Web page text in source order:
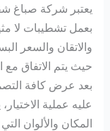
يعتبر شركة صباغ
بعمل تشطيبات لا
والاتقان والسعر
حيث يتم الاتفاق مع
بعد عرض كافة
عليه عملية
المكان والألوان